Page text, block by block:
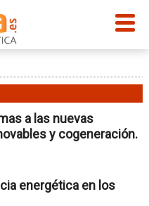
a las nuevas
y cogeneración.
energética en los